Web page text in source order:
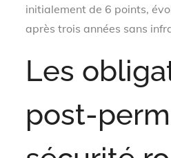
initialement de 6 points,
après trois années sans
Les
post-